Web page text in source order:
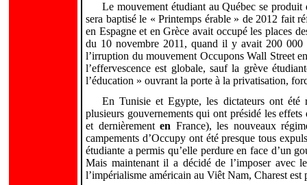
Le mouvement étudiant au Québec se produit
sera baptisé le « Printemps érable » de 2012 fait
en Espagne et en Grèce avait occupé les places
du 10 novembre 2011, quand il y avait 200 000
l’irruption du mouvement Occupons Wall Street
l’effervescence est globale, sauf la grève
l’éducation » ouvrant la porte à la privatisation,
En Tunisie et Egypte, les dictateurs ont été
plusieurs gouvernements qui ont présidé les
et dernièrementen France), les nouveaux
campements d’Occupy ont été presque tous
étudiante a permis qu’elle perdure en face d’un
Mais maintenant il a décidé de l’imposer
l’impérialisme américain au Viêt Nam, Charest